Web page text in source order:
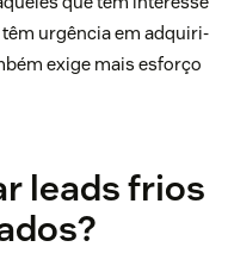
urgência em adquiri-
exige mais esforço
leads frios